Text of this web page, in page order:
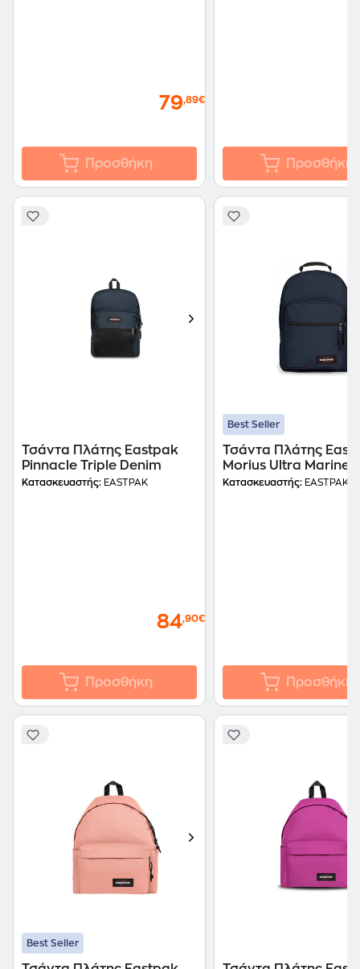
79,89€
Προσθήκη Προσθήκη
Τσάντα Πλάτης Eastpak
Pinnacle Triple Denim
Κατασκευαστής: EASTPAK
84,90€
Προσθήκη
Best Seller
Τσάντα Πλάτης
Morius Ultra Marine
Κατασκευαστής: EASTPAK
Προσθήκη
Best Seller